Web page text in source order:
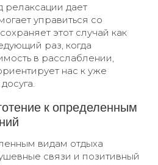
релаксации дает
управиться со
этот случай как
раз, когда
в расслаблении,
нас к уже
к определенным
видам отдыха
связи и позитивный